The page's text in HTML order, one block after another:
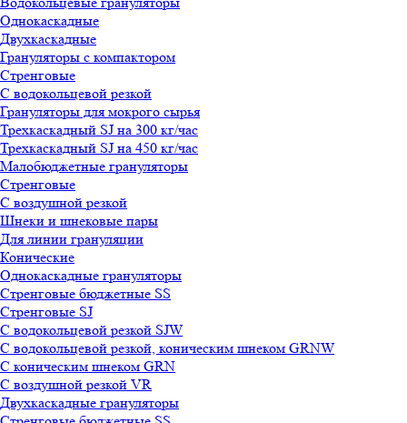
Однокаскадные
Двухкаскадные
Грануляторы с компактором
Стренговые
С водокольцевой резкой
Грануляторы для мокрого сырья
Трехкаскадный SJ на 300 кг/час
Трехкаскадный SJ на 450 кг/час
Малобюджетные грануляторы
Стренговые
С воздушной резкой
Шнеки и шнековые пары
Для линии грануляции
Конические
Однокаскадные грануляторы
Стренговые бюджетные SS
Стренговые SJ
С водокольцевой резкой SJW
С водокольцевой резкой, коническим шнеком GRNW
С коническим шнеком GRN
С воздушной резкой VR
Двухкаскадные грануляторы